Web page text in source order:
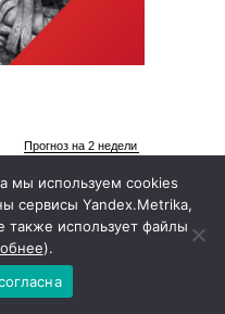
мы используем cookies
сервисы Yandex.Metrika,
также использует файлы
).